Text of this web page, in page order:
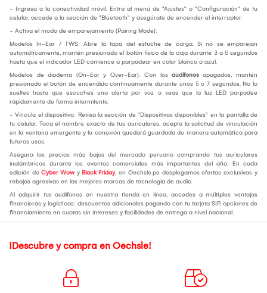
- Ingresa a la conectividad móvil: Entra al menú de "Ajustes" o "Configuración" de tu
celular, accede a la sección de "Bluetooth" y asegúrate de encender el interruptor.
- Activa el modo de emparejamiento (Pairing Mode):
Modelos In-Ear / TWS: Abre la tapa del estuche de carga. Si no se emparejan
automáticamente, mantén presionado el botón físico de la caja durante 3 a 5 segundos
hasta que el indicador LED comience a parpadear en color blanco o azul.
Modelos de diadema (On-Ear y Over-Ear): Con los audífonos apagados, mantén
presionado el botón de encendido continuamente durante unos 5 o 7 segundos. No lo
sueltes hasta que escuches una alerta por voz o veas que la luz LED parpadee
rápidamente de forma intermitente.
- Vincula el dispositivo: Revisa la sección de "Dispositivos disponibles" en la pantalla de
tu celular. Toca el nombre exacto de tus auriculares, acepta la solicitud de vinculación
en la ventana emergente y la conexión quedará guardada de manera automática para
futuros usos.
Asegura los precios más bajos del mercado peruano comprando tus auriculares
inalámbricos durante los eventos comerciales más importantes del año. En cada
edición de Cyber Wow y Black Friday, en Oechsle.pe desplegamos ofertas exclusivas y
rebajas agresivas en las mejores marcas de tecnología de audio.
Al adquirir tus audífonos en nuestra tienda en línea, accedes a múltiples ventajas
financieras y logísticas: descuentos adicionales pagando con tu tarjeta SIP, opciones de
financiamiento en cuotas sin intereses y facilidades de entrega a nivel nacional.
¡Descubre y compra en Oechsle!